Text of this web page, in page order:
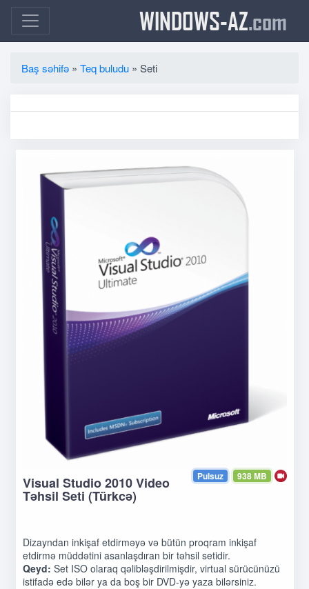
WINDOWS-AZ.com
Baş səhifə » Teq buludu » Seti
938 MB
Pulsuz
Visual Studio 2010 Video
Təhsil Seti (Türkcə)
Dizayndan inkişaf etdirməyə və bütün proqram inkişaf
etdirmə müddətini asanlaşdıran bir təhsil setidir.
Qeyd: Set ISO olaraq qəlibləşdirilmişdir, virtual sürücünüzü
istifadə edə bilər ya da boş bir DVD-yə yaza bilərsiniz.